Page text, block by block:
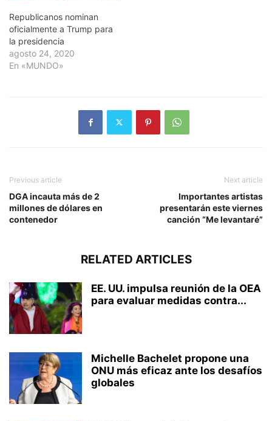
Republicanos nominan
oficialmente a Trump para
la presidencia
agosto 24, 2020
En «MUNDO»
Previous article
DGA incauta más de 2
millones de dólares en
contenedor
Next article
Importantes artistas
presentarán este viernes
canción “Me levantaré”
RELATED ARTICLES
EE. UU. impulsa reunión de la OEA
para evaluar medidas contra...
Michelle Bachelet propone una
ONU más eficaz ante los desafíos
globales